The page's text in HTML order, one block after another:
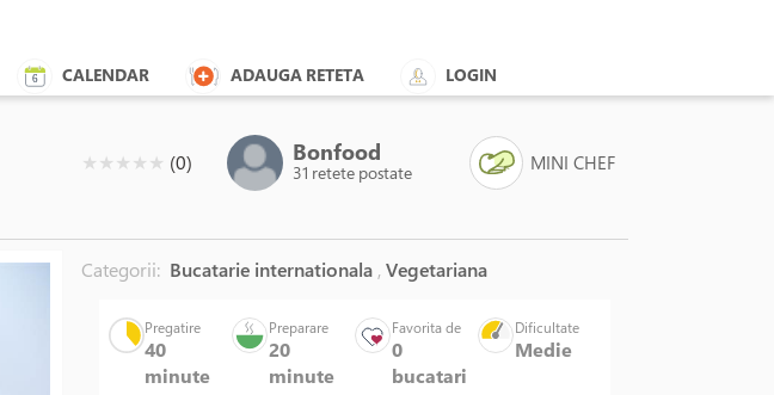
CALENDAR ADAUGA RETETA LOGIN
( )
★( )
★( )
★( )
★( )
★ (0) Bonfood
31 retete postate MINI CHEF
Categorii: Bucatarie internationala , Vegetariana
Pregatire
40
minute
Preparare
20
minute
Favorita de
0
bucatari
Dificultate
Medie